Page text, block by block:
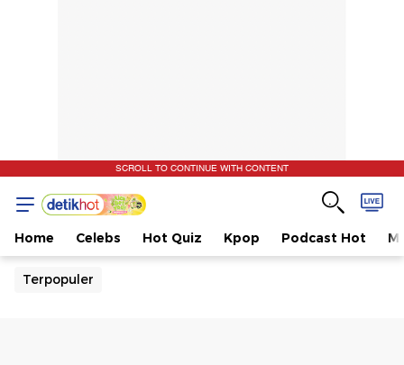
SCROLL TO CONTINUE WITH CONTENT
Home Celebs Hot Quiz Kpop Podcast Hot
Terpopuler